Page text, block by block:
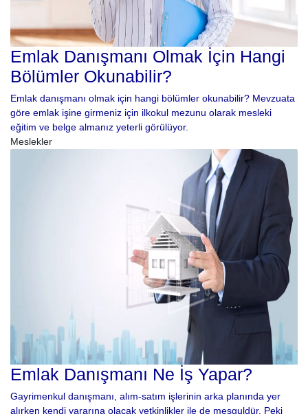
Emlak Danışmanı Olmak İçin Hangi
Bölümler Okunabilir?
Emlak danışmanı olmak için hangi bölümler okunabilir? Mevzuata
göre emlak işine girmeniz için ilkokul mezunu olarak mesleki
eğitim ve belge almanız yeterli görülüyor.
Meslekler
Emlak Danışmanı Ne İş Yapar?
Gayrimenkul danışmanı, alım-satım işlerinin arka planında yer
alırken kendi yararına olacak yetkinlikler ile de meşguldür. Peki